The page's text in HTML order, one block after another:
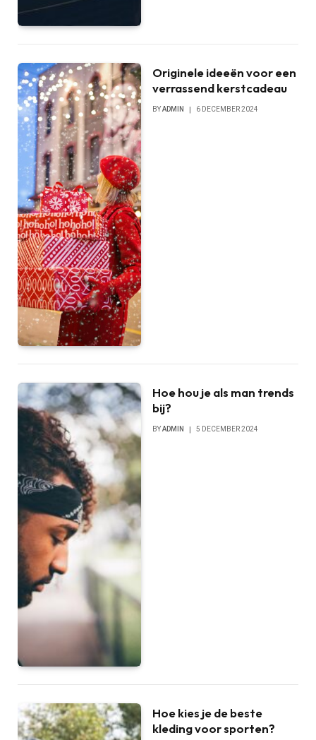
Originele ideeën voor een
verrassend kerstcadeau
BYADMIN 6 DECEMBER 2024
Hoe hou je als man trends
bij?
BYADMIN 5 DECEMBER 2024
Hoe kies je de beste
kleding voor sporten?